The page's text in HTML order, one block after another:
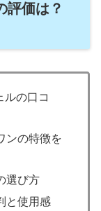
評価は？
ルの口コ
ンの特徴を
選び方
と使用感